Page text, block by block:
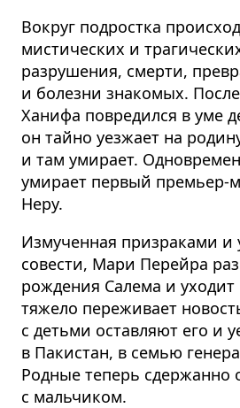
Вокруг подростка
мистических и
разрушения, смерти,
и болезни знакомых.
Ханифа повредился в уме
он тайно уезжает на
и там умирает.
умирает первый премьер-
Неру.
Измученная призраками и
совести, Мари Перейра
рождения Салема и
тяжело переживает
с детьми оставляют его и
в Пакистан, в семью
Родные теперь сдержанно
с мальчиком.